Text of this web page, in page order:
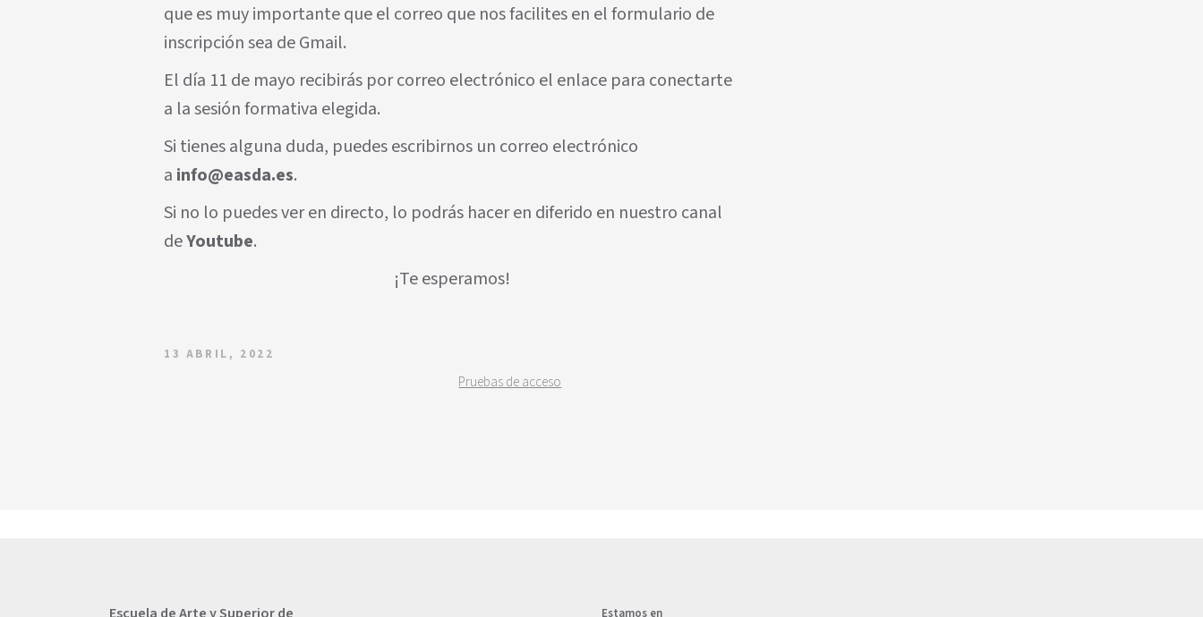
que es muy importante que el correo que nos facilites en el formulario de
inscripción sea de Gmail.
El día 11 de mayo recibirás por correo electrónico el enlace para conectarte
a la sesión formativa elegida.
Si tienes alguna duda, puedes escribirnos un correo electrónico
a info@easda.es.
Si no lo puedes ver en directo, lo podrás hacer en diferido en nuestro canal
deYoutube.
¡Te esperamos!
13 ABRIL, 2022
Pruebas de acceso
Estamos en